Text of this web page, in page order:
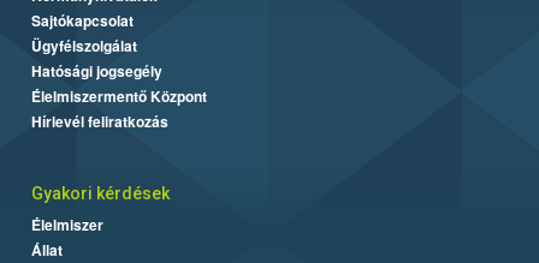
Sajtókapcsolat
Ügyfélszolgálat
Hatósági jogsegély
Élelmiszermentő Központ
Hírlevél feliratkozás
Gyakori kérdések
Élelmiszer
Állat